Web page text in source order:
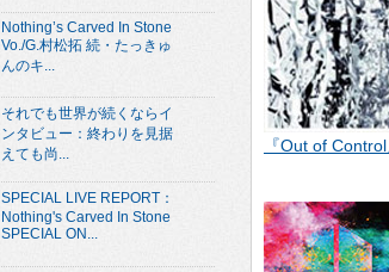
『Out of Control
Nothing’s Carved In Stone
Vo./G.村松拓 続・たっきゅ
んのキ...
それでも世界が続くならイ
ンタビュー：終わりを見据
えても尚...
SPECIAL LIVE REPORT：
Nothing's Carved In Stone
SPECIAL ON...